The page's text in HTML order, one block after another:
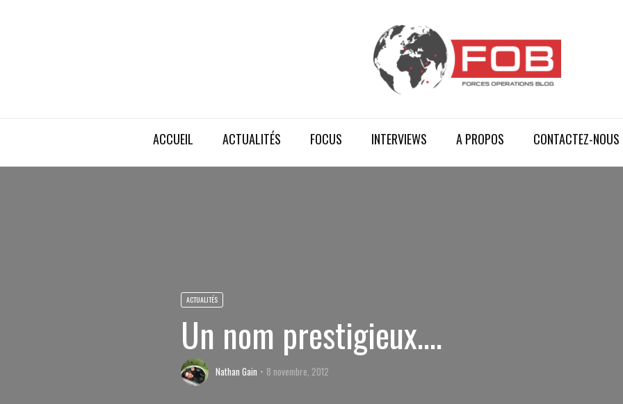
ACCUEIL ACTUALITÉS FOCUS INTERVIEWS A PROPOS CONTACTEZ-NOUS
ACTUALITÉS
Un nom prestigieux….
Nathan Gain 8 novembre, 2012